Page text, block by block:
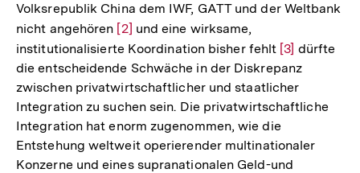
Volksrepublik China dem IWF, GATT und der Weltbank
nicht angehören Zur
Auflösung
der
Fußnote
[2] und eine wirksame,
institutionalisierte Koordination bisher fehlt Zur
Auflösung
der
Fußnote
[3] dürfte
die entscheidende Schwäche in der Diskrepanz
zwischen privatwirtschaftlicher und staatlicher
Integration zu suchen sein. Die privatwirtschaftliche
Integration hat enorm zugenommen, wie die
Entstehung weltweit operierender multinationaler
Konzerne und eines supranationalen Geld-und